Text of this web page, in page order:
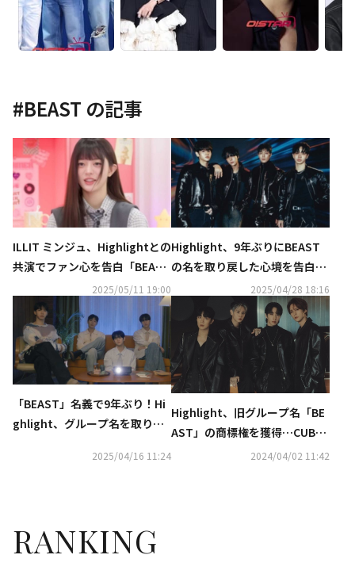
#BEAST の記事
ILLIT ミンジュ、Highlightとの
共演でファン心を告白「BEAST
の名を再び見れて嬉しい」
2025/05/11 19:00
Highlight、9年ぶりにBEAST
の名を取り戻した心境を告白
「涙が出そうになる」2025/04/28 18:16
「BEAST」名義で9年ぶり！Hi
ghlight、グループ名を取り戻
2025/04/16 11:24
Highlight、旧グループ名「BE
AST」の商標権を獲得…CUBE
と7年越しの合意2024/04/02 11:42
RANKING